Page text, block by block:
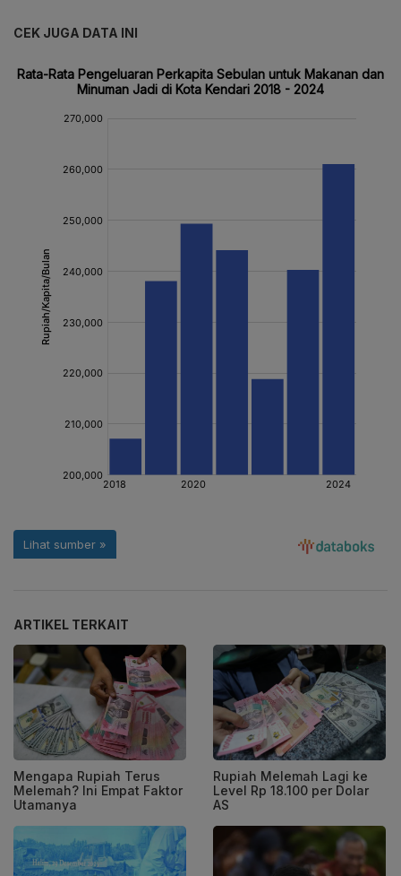
CEK JUGA DATA INI
ARTIKEL TERKAIT
Mengapa Rupiah Terus
Melemah? Ini Empat Faktor
Utamanya
Rupiah Melemah Lagi ke
Level Rp 18.100 per Dolar
AS